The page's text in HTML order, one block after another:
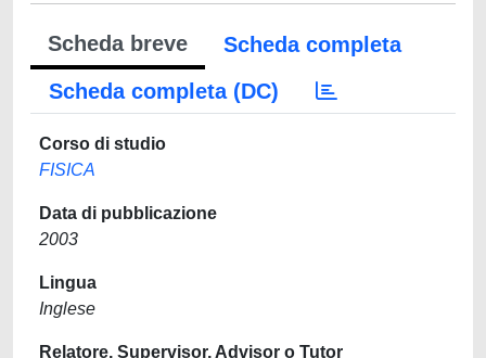
Scheda breve
Scheda completa
Scheda completa (DC)
Corso di studio
FISICA
Data di pubblicazione
2003
Lingua
Inglese
Relatore, Supervisor, Advisor o Tutor